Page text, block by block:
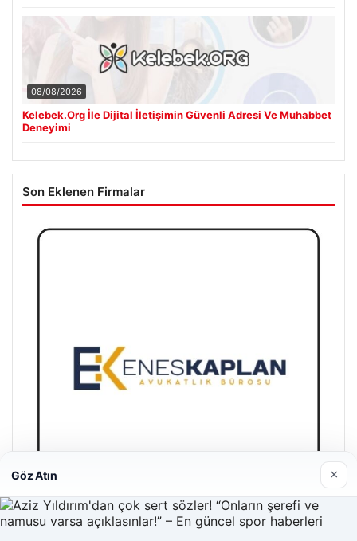
08/08/2026
Kelebek.Org İle Dijital İletişimin Güvenli Adresi Ve Muhabbet
Deneyimi
Son Eklenen Firmalar
Göz Atın ×